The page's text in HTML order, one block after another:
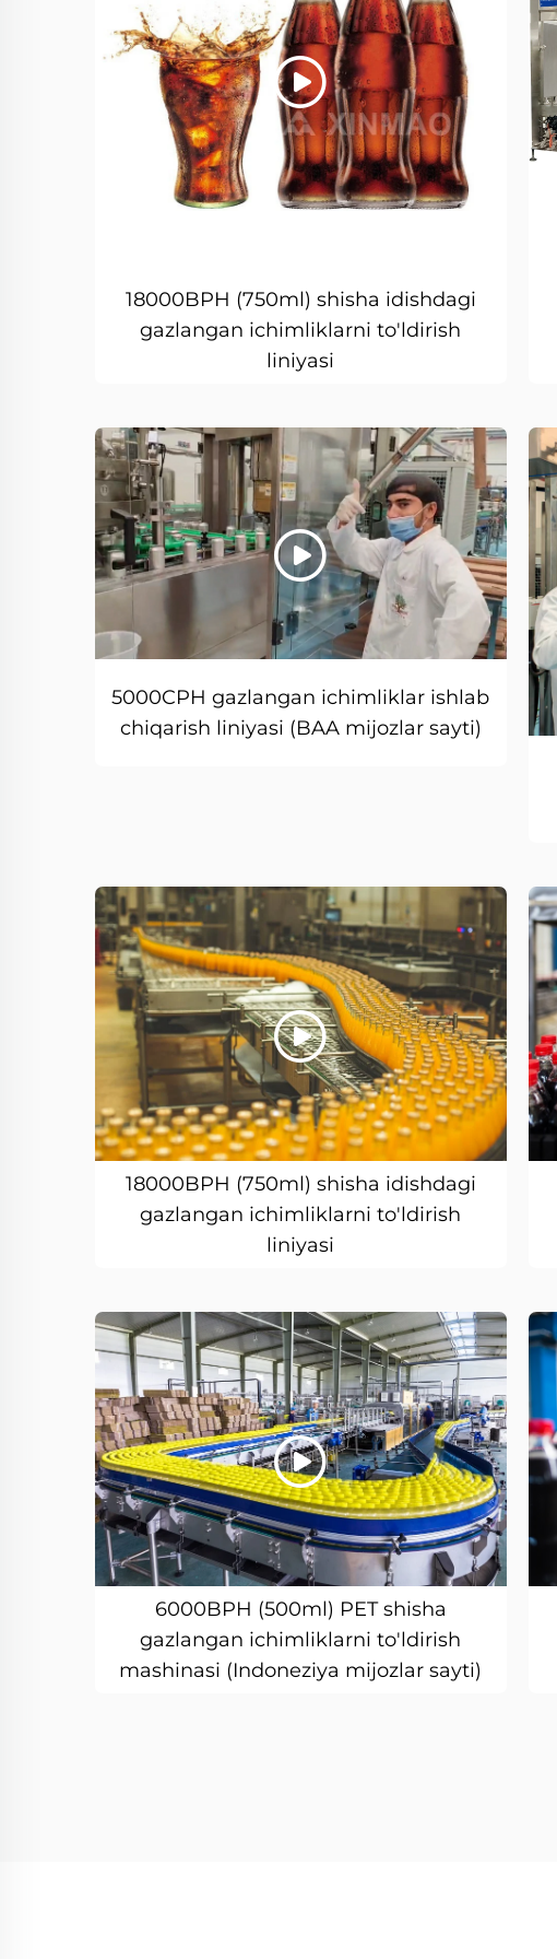
18000BPH (750ml) shisha idishdagi
gazlangan ichimliklarni to'ldirish
liniyasi
5000CPH gazlangan ichimliklar ishlab
chiqarish liniyasi (BAA mijozlar sayti)
18000BPH (750ml) shisha idishdagi
gazlangan ichimliklarni to'ldirish
liniyasi
6000BPH (500ml) PET shisha
gazlangan ichimliklarni to'ldirish
mashinasi (Indoneziya mijozlar sayti)